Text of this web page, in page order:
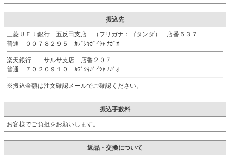
振込先
三菱ＵＦＪ銀行 五反田支店 （フリガナ：ゴタンダ） 店番５３７
普通 ００７８２９５ ｶﾌﾞｼｷｶﾞｲｼｬ ﾅｶﾞｵ
楽天銀行 サルサ支店 店番２０７
普通 ７０２０９１０ ｶﾌﾞｼｷｶﾞｲｼｬ ﾅｶﾞｵ
※振込金額は注文確認メールでご確認ください。
振込手数料
お客様でご負担をお願いします。
返品・交換について